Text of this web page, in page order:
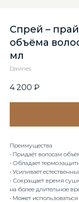
Спрей –
объёма
мл
Davines
4 200 ₽
Преимущества
∙ Придаёт волосам
∙ Обладает
∙ Усиливает
∙ Сокращает время
на более длительное
∙ Может